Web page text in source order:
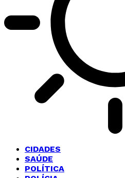
CIDADES
SAÚDE
POLÍTICA